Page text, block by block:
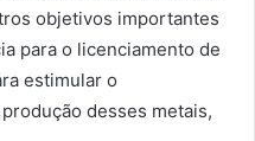
objetivos importantes
para o licenciamento de
estimular o
desses metais,